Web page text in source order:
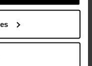
femininas de...